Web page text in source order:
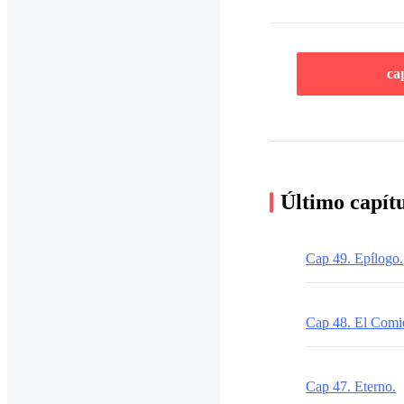
Último
Cap 49. Epílogo.
Cap 48. El
Cap 47. Eterno.